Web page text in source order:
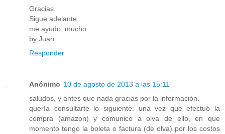
Gracias.
Sigue adelante
me ayudo, mucho
by Juan
Responder
Anónimo 10 de agosto de 2013 a las 15:11
saludos, y antes que nada gracias por la información.
quería consultarte lo siguiente: una vez que efectuó la
compra (amazon) y comunico a olva de ello, en que
momento tengo la boleta o factura (de olva) por los costos